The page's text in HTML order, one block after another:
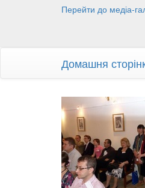
Перейти до медіа-
Домашня